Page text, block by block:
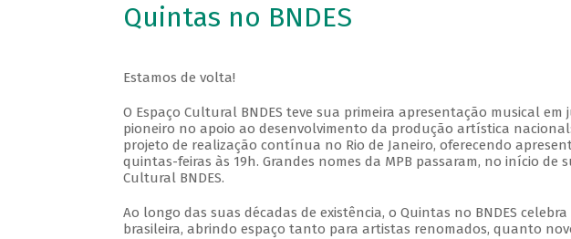
Quintas no BNDES
Estamos de volta!
O Espaço Cultural BNDES teve sua primeira apresentação musical
pioneiro no apoio ao desenvolvimento da produção artística
projeto de realização contínua no Rio de Janeiro, oferecendo
quintas-feiras às 19h. Grandes nomes da MPB passaram, no início de
Cultural BNDES.
Ao longo das suas décadas de existência, o Quintas no BNDES
brasileira, abrindo espaço tanto para artistas renomados, quanto